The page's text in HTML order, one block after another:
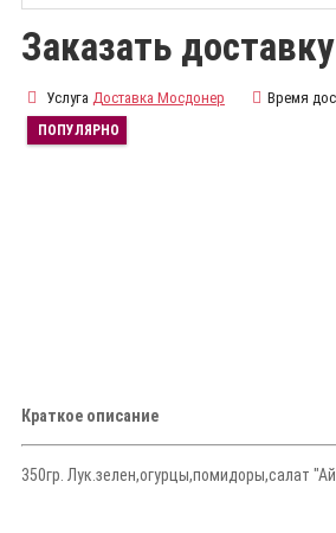
Заказать
Услуга Доставка Мосдонер Время
ПОПУЛЯРНО
Краткое описание
350гр. Лук.зелен,огурцы,помидоры,салат